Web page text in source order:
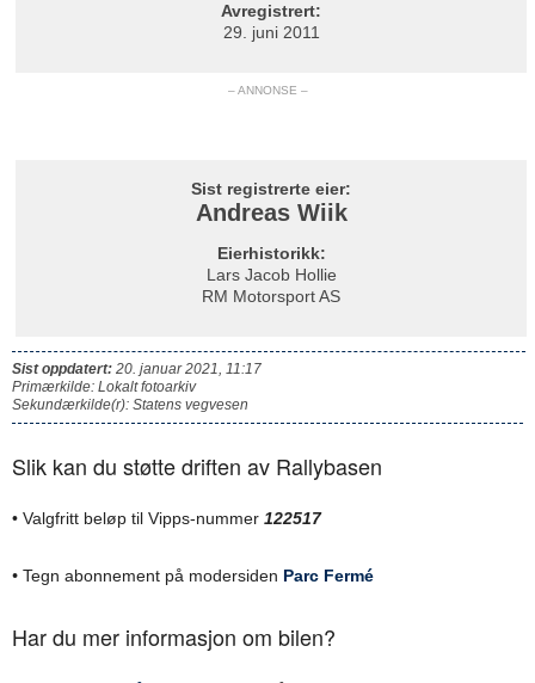
Avregistrert:
29. juni 2011
– ANNONSE –
Sist registrerte eier:
Andreas Wiik
Eierhistorikk:
Lars Jacob Hollie
RM Motorsport AS
Sist oppdatert: 20. januar 2021, 11:17
Primærkilde: Lokalt fotoarkiv
Sekundærkilde(r): Statens vegvesen
Slik kan du støtte driften av Rallybasen
• Valgfritt beløp til Vipps-nummer 122517
• Tegn abonnement på modersiden Parc Fermé
Har du mer informasjon om bilen?